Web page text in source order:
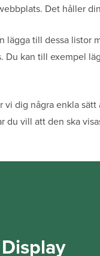
Det håller
lägga till dessa listor
Du kan till exempel
vi dig några enkla
du vill att den ska